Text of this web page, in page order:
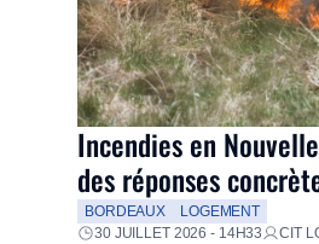
Incendies en
des réponses
BORDEAUX
LOGEMENT
30 JUILLET 2026 - 14H33
CIT